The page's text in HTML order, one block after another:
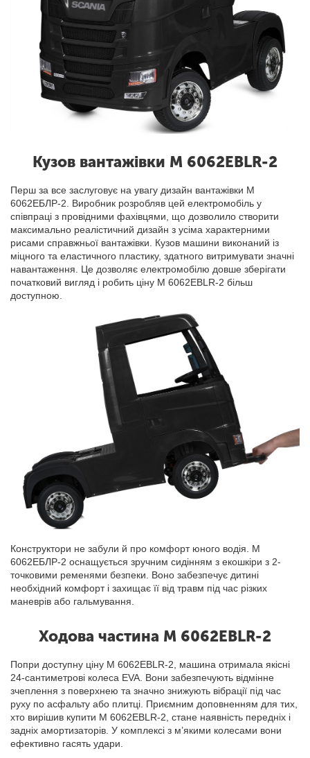
Кузов вантажівки M 6062EBLR-2
Перш за все заслуговує на увагу дизайн вантажівки М
6062ЕБЛР-2. Виробник розробляв цей електромобіль у
співпраці з провідними фахівцями, що дозволило створити
максимально реалістичний дизайн з усіма характерними
рисами справжньої вантажівки. Кузов машини виконаний із
міцного та еластичного пластику, здатного витримувати значні
навантаження. Це дозволяє електромобілю довше зберігати
початковий вигляд і робить ціну M 6062EBLR-2 більш
доступною.
Конструктори не забули й про комфорт юного водія. М
6062ЕБЛР-2 оснащується зручним сидінням з екошкіри з 2-
точковими ременями безпеки. Воно забезпечує дитині
необхідний комфорт і захищає її від травм під час різких
маневрів або гальмування.
Ходова частина M 6062EBLR-2
Попри доступну ціну M 6062EBLR-2, машина отримала якісні
24-сантиметрові колеса EVA. Вони забезпечують відмінне
зчеплення з поверхнею та значно знижують вібрації під час
руху по асфальту або плитці. Приємним доповненням для тих,
хто вирішив купити M 6062EBLR-2, стане наявність передніх і
задніх амортизаторів. У комплексі з м’якими колесами вони
ефективно гасять удари.